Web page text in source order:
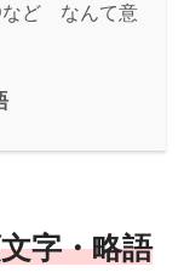
など なんて意
字・略語